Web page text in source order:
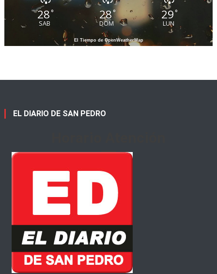
28°
SAB
28 °
DOM
29°
LUN
El Tiempo de OpenWeatherMap
EL DIARIO DE SAN PEDRO